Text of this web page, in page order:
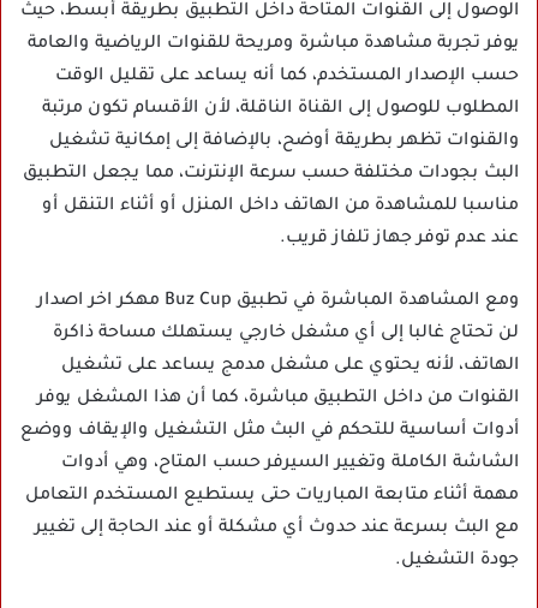
الوصول إلى القنوات المتاحة داخل التطبيق بطريقة أبسط، حيث
يوفر تجربة مشاهدة مباشرة ومريحة للقنوات الرياضية والعامة
حسب الإصدار المستخدم، كما أنه يساعد على تقليل الوقت
المطلوب للوصول إلى القناة الناقلة، لأن الأقسام تكون مرتبة
والقنوات تظهر بطريقة أوضح، بالإضافة إلى إمكانية تشغيل
البث بجودات مختلفة حسب سرعة الإنترنت، مما يجعل التطبيق
مناسبا للمشاهدة من الهاتف داخل المنزل أو أثناء التنقل أو
عند عدم توفر جهاز تلفاز قريب.
ومع المشاهدة المباشرة في تطبيق Buz Cup مهكر اخر اصدار
لن تحتاج غالبا إلى أي مشغل خارجي يستهلك مساحة ذاكرة
الهاتف، لأنه يحتوي على مشغل مدمج يساعد على تشغيل
القنوات من داخل التطبيق مباشرة، كما أن هذا المشغل يوفر
أدوات أساسية للتحكم في البث مثل التشغيل والإيقاف ووضع
الشاشة الكاملة وتغيير السيرفر حسب المتاح، وهي أدوات
مهمة أثناء متابعة المباريات حتى يستطيع المستخدم التعامل
مع البث بسرعة عند حدوث أي مشكلة أو عند الحاجة إلى تغيير
جودة التشغيل.